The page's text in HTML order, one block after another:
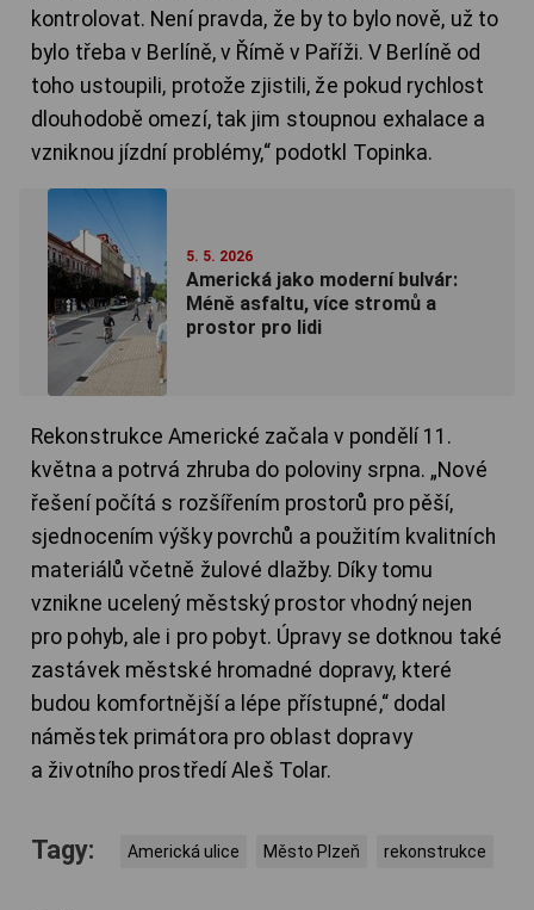
kontrolovat. Není pravda, že by to bylo nově, už to
bylo třeba v Berlíně, v Římě v Paříži. V Berlíně od
toho ustoupili, protože zjistili, že pokud rychlost
dlouhodobě omezí, tak jim stoupnou exhalace a
vzniknou jízdní problémy,“ podotkl Topinka.
5. 5. 2026
Americká jako moderní bulvár:
Méně asfaltu, více stromů a
prostor pro lidi
Rekonstrukce Americké začala v pondělí 11.
května a potrvá zhruba do poloviny srpna. „Nové
řešení počítá s rozšířením prostorů pro pěší,
sjednocením výšky povrchů a použitím kvalitních
materiálů včetně žulové dlažby. Díky tomu
vznikne ucelený městský prostor vhodný nejen
pro pohyb, ale i pro pobyt. Úpravy se dotknou také
zastávek městské hromadné dopravy, které
budou komfortnější a lépe přístupné,“ dodal
náměstek primátora pro oblast dopravy
a životního prostředí Aleš Tolar.
Tagy: Americká ulice Město Plzeň rekonstrukce